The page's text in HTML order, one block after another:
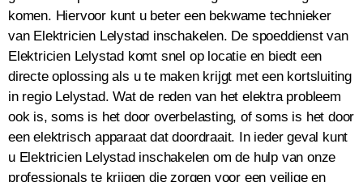
komen. Hiervoor kunt u beter een bekwame technieker
van Elektricien Lelystad inschakelen. De spoeddienst van
Elektricien Lelystad komt snel op locatie en biedt een
directe oplossing als u te maken krijgt met een kortsluiting
in regio Lelystad. Wat de reden van het elektra probleem
ook is, soms is het door overbelasting, of soms is het door
een elektrisch apparaat dat doordraait. In ieder geval kunt
u Elektricien Lelystad inschakelen om de hulp van onze
professionals te krijgen die zorgen voor een veilige en